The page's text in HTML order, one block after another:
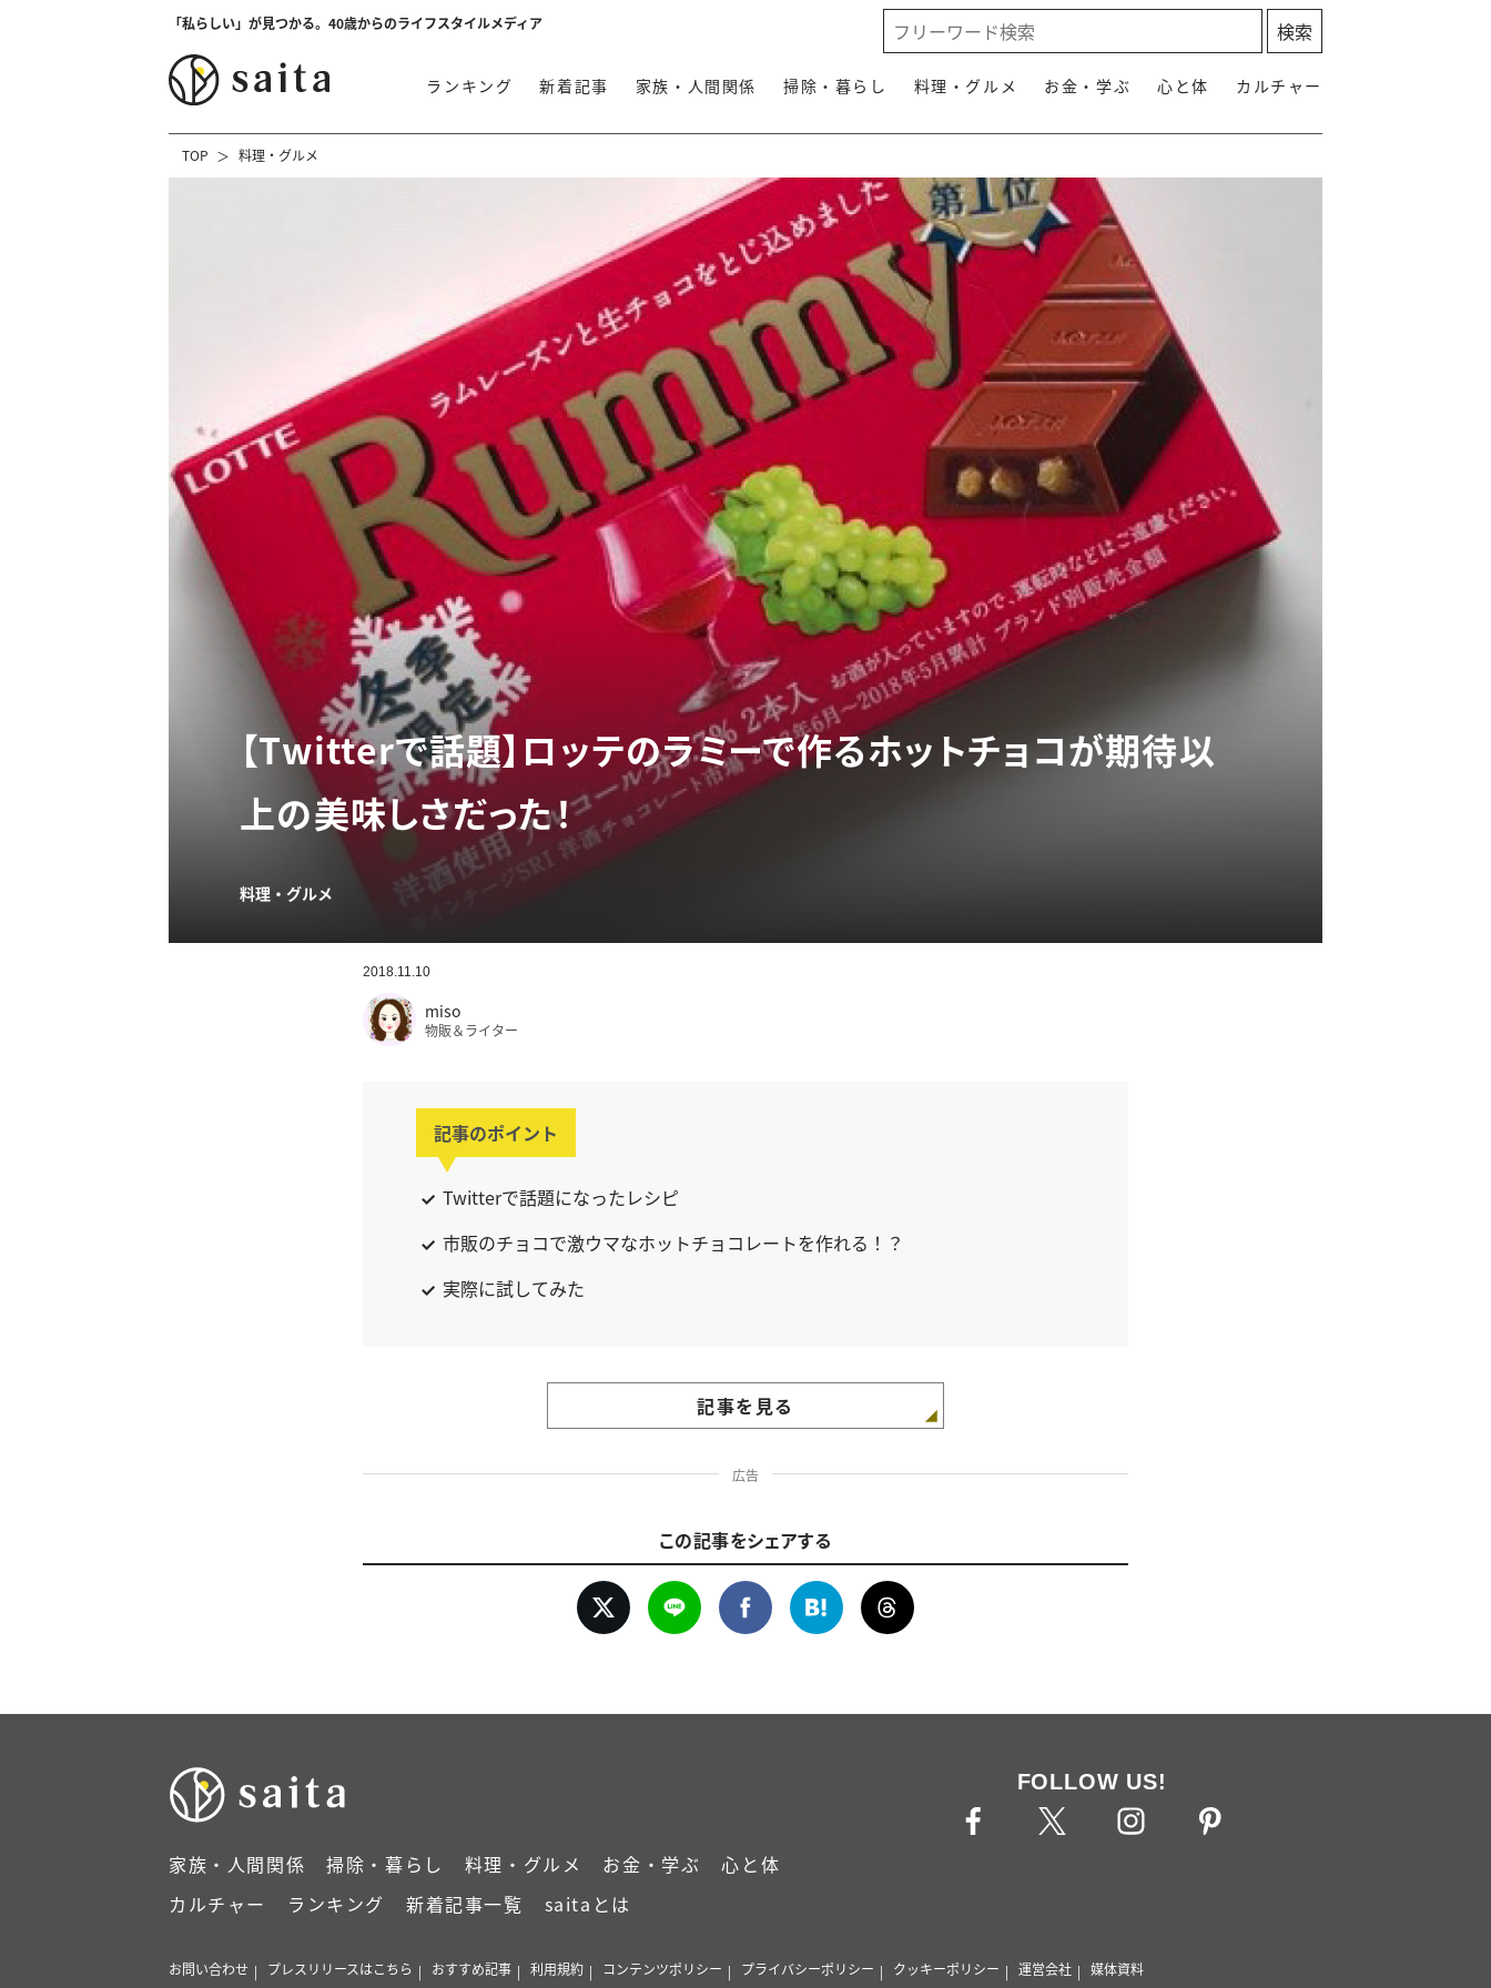
「私らしい」が見つかる。40歳からのライフスタイルメディア
ランキング 新着記事 家族・人間関係 掃除・暮らし 料理・グルメ お金・学ぶ 心と体 カルチャー
TOP 料理・グルメ
【Twitterで話題】ロッテのラミーで作るホットチョコが期待以
上の美味しさだった！
料理・グルメ
2018.11.10
miso
物販＆ライター
記事のポイント
Twitterで話題になったレシピ
市販のチョコで激ウマなホットチョコレートを作れる！？
実際に試してみた
記事を見る
広告
この記事をシェアする
家族・人間関係 掃除・暮らし 料理・グルメ お金・学ぶ
心と体
カルチャー
ランキング 新着記事一覧 saitaとは
FOLLOW US!
お問い合わせ プレスリリースはこちら おすすめ記事 利用規約 コンテンツポリシー プライバシーポリシー クッキーポリシー 運営会社 媒体資料